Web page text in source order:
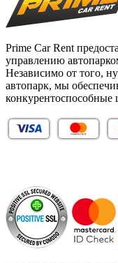
Prime Car Rent
управлению
Независимо от того,
автопарк, мы